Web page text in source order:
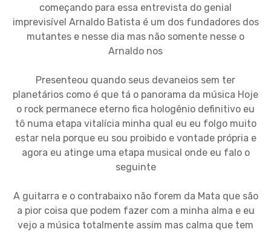
começando para essa entrevista do genial
imprevisível Arnaldo Batista é um dos fundadores dos
mutantes e nesse dia mas não somente nesse o
Arnaldo nos
Presenteou quando seus devaneios sem ter
planetários como é que tá o panorama da música Hoje
o rock permanece eterno fica hologênio definitivo eu
tô numa etapa vitalícia minha qual eu eu folgo muito
estar nela porque eu sou proibido e vontade própria e
agora eu atinge uma etapa musical onde eu falo o
seguinte
A guitarra e o contrabaixo não forem da Mata que são
a pior coisa que podem fazer com a minha alma e eu
vejo a música totalmente assim mas calma que tem